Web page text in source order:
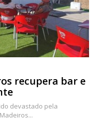
recupera bar e
devastado pela